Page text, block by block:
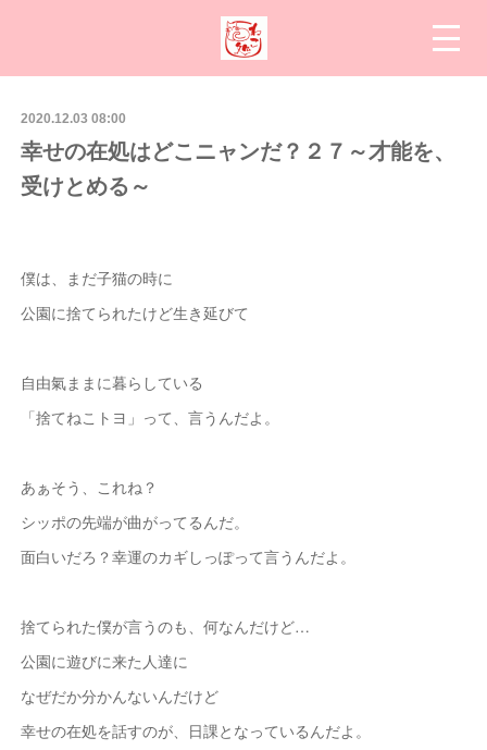
2020.12.03 08:00
幸せの在処はどこニャンだ？２７～才能を、
受けとめる～
僕は、まだ子猫の時に
公園に捨てられたけど生き延びて
自由氣ままに暮らしている
「捨てねこトヨ」って、言うんだよ。
あぁそう、これね？
シッポの先端が曲がってるんだ。
面白いだろ？幸運のカギしっぽって言うんだよ。
捨てられた僕が言うのも、何なんだけど…
公園に遊びに来た人達に
なぜだか分かんないんだけど
幸せの在処を話すのが、日課となっているんだよ。